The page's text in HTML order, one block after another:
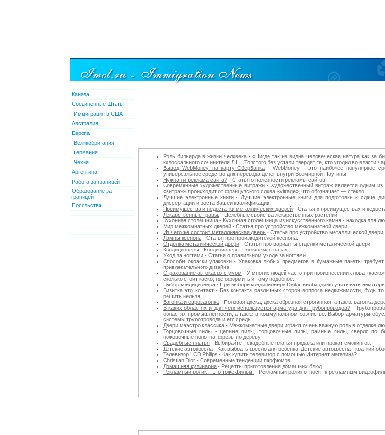
Канада
Соединенные Штаты
Иммиграция в США
Австралия
Европа
Великобритания
Германия
Чехия
Аргентина
Работа за границей
Образование за
границей
Посольства
Роль бильярда в жизни человека - «Нигде так не видна человеческая натура как за
колоссального сочинителя Л.Н.. Толстого без устали твердят те, кто угодил во власти
Вывод WebMoney на карту СберБанка - WebMoney – это наиболее популярное
универсальное средство для перевода денег внутри Всемирной Паутины.
Нужна ли реклама сайта? - Статья о полезности рекламы сайтов.
Современные художественные витражи- Художественный витраж является одним из
«витраж» происходит от французского слова «vitrage», что обозначает — стекло.
Лучшие электронные книги- Лучшие электронные книги для подготовки к сдаче
диссертации и роста Вашей квалификации
Преимущества и недостатки металлических дверей - Статья о преимуществах и
Лекарственные травы. - Целебные свойства лекарственных растений.
Кухонная столешница - Кухонная столешница из искусственного камня - находка для
Мир межкомнатных дверей - Статья про устройство межкомнатной двери
Из чего же состоит металлическая дверь - Статья про устройство металлической двери
Лампы ксенона - Статья про производителей ксенона.
Отделка металлической двери - Статья про варианты отделки металической двери.
Кондиционеры - Кондиционеры – оглянемся назад.
Уход за ногтями - Статья о правильном уходе за ногтями.
Способы окраски упаковки - Упаковка любых предметов в бумажные пакеты требует
привлекательного дизайна.
Страхование автокаско с умом - У многих людей часто при произнесении слова
сколько стоит каско, где оформить и тому подобное.
Выбор кондиционера - При выборе кондиционера Daikin необходимо учитывать
Визитка это контакт- Без контакта различных сторон вопроса недвижимости, будь то
решить нельзя.
Вагонка и евровагонка - Половая доска, доска обрезная строганная, а также вагонка
В каких областях и для чего используется арматура для трубопроводов? -
областях промышленности, а также в коммунальном хозяйстве. Выбор арматуры
системы трубопровода и его среды.
Двери маэстро классика - Межкомнатные двери играют очень важную роль в отделке
Торцовочные пилы
- цепные пилы, торцовочные пилы, рамные пилы, сверло по
ножовочные полотна, фрезы по дереву.
Свадебные платья - Выбирайте - свадебные платья продажа или прокат смокингов.
Детские автокресла - Как выбрать кресло для ребенка. Детские автокресла - краткий
Телевизор LCD Philips - Как купить телевизор с помощью Интернет магазина?
Christian Dior - Современные тенденции парфюмов.
Домашняя кулинария - Рецепты приготовления домашних блюд.
Рекламный ролик – это тоже фильм! - Рекламный ролик относят к рекламным